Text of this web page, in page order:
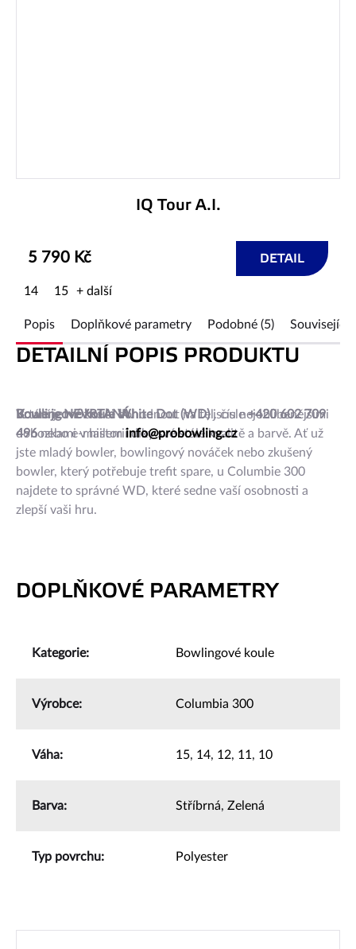
IQ Tour A.I.
5 790 Kč DETAIL
14 15 + další
Popis Doplňkové parametry Podobné (5) Související
DETAILNÍ POPIS PRODUKTU
Bowlingové koule White Dot (WD)jsou nejoblíbenějšími
dohozkami v historii díky své stálé kvalitě a barvě. Ať už
jste mladý bowler, bowlingový nováček nebo zkušený
bowler, který potřebuje trefit spare, u Columbie 300
najdete to správné WD, které sedne vaší osobnosti a
zlepší vaši hru.
Koule je NEVRTANÁ.
Vrtání je možné si dohodnout na tel. čísle+420 602 709
496nebo e-maileminfo@probowling.cz
DOPLŇKOVÉ PARAMETRY
Kategorie: Bowlingové koule
Výrobce: Columbia 300
Váha: 15, 14, 12, 11, 10
Barva: Stříbrná, Zelená
Typ povrchu: Polyester